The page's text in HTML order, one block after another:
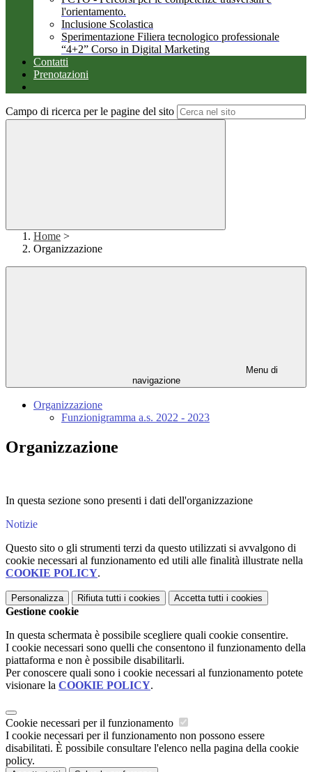
l'orientamento.
Inclusione Scolastica
Sperimentazione Filiera tecnologico professionale
“4+2” Corso in Digital Marketing
Contatti
Prenotazioni
Campo di ricerca per le pagine del sito
Home >
Organizzazione
Menu di
navigazione
Organizzazione
Funzionigramma a.s. 2022 - 2023
Organizzazione
In questa sezione sono presenti i dati dell'organizzazione
Notizie
Questo sito o gli strumenti terzi da questo utilizzati si avvalgono di
cookie necessari al funzionamento ed utili alle finalità illustrate nella
COOKIE POLICY.
Personalizza Rifiuta tutti i cookies Accetta tutti i cookies
Gestione cookie
In questa schermata è possibile scegliere quali cookie consentire.
I cookie necessari sono quelli che consentono il funzionamento della
piattaforma e non è possibile disabilitarli.
Per conoscere quali sono i cookie necessari al funzionamento potete
visionare la COOKIE POLICY.
Cookie necessari per il funzionamento
I cookie necessari per il funzionamento non possono essere
disabilitati. È possibile consultare l'elenco nella pagina della cookie
policy.